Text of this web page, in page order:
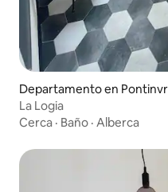
Departamento en
La Logia
Cerca · Baño · Alberca